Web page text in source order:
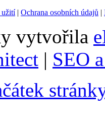
užití| Ochrana osobních údajů |
vytvořila
| SEO